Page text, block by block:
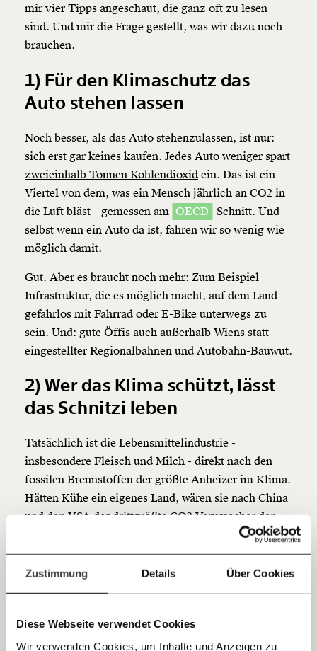
Zustimmung Details Über Cookies
Diese Webseite verwendet Cookies
Wir verwenden Cookies, um Inhalte und Anzeigen zu
Veränderung
beginnt mit Dir!
unsere Wirtschaft so gestalten, dass sie für alle
funktioniert. Unsere Recherchen sind für alle frei im
Netz. Unabhängig und werbefrei. Und das wird auch
unterstütze uns mit Deinem Mitgliedsbeitrag.
Du überweist lieber direkt?
Hier unsere IBAN: AT34 4300 0498 0007 6017
Kontoinhaber: Momentum Institut - Verein für
sozialen Fortschritt
Jetzt
einfach
teilen.
mir vier Tipps angeschaut, die ganz oft zu lesen
sind. Und mir die Frage gestellt, was wir dazu noch
brauchen.
1) Für den Klimaschutz das
Auto stehen lassen
Noch besser, als das Auto stehenzulassen, ist nur:
sich erst gar keines kaufen. Jedes Auto weniger spart
zweieinhalb Tonnen Kohlendioxid ein. Das ist ein
Viertel von dem, was ein Mensch jährlich an CO2 in
die Luft bläst – gemessen am OECD -Schnitt. Und
selbst wenn ein Auto da ist, fahren wir so wenig wie
möglich damit.
Gut. Aber es braucht noch mehr: Zum Beispiel
Infrastruktur, die es möglich macht, auf dem Land
gefahrlos mit Fahrrad oder E-Bike unterwegs zu
sein. Und: gute Öffis auch außerhalb Wiens statt
eingestellter Regionalbahnen und Autobahn-Bauwut.
2) Wer das Klima schützt, lässt
das Schnitzi leben
Tatsächlich ist die Lebensmittelindustrie -
insbesondere Fleisch und Milch - direkt nach den
fossilen Brennstoffen der größte Anheizer im Klima.
Hätten Kühe ein eigenes Land, wären sie nach China
und den USA der drittgrößte CO2-Verursacher der
Welt. Wenn wir weniger Fleisch und dafür mehr
Obst und Gemüse essen, dann sparen wir
Treibhausgase in der Landwirtschaft
ein. Und:
Gesünder wären wir dann auch noch.
neue europäische Landwirtschaftspolitik, die nicht
nur mehr-mehr-mehr fordert. Sondern sicherstellt,